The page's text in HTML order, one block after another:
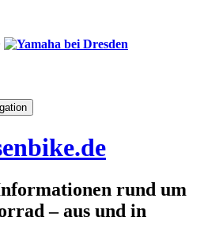
rund um
– aus und in